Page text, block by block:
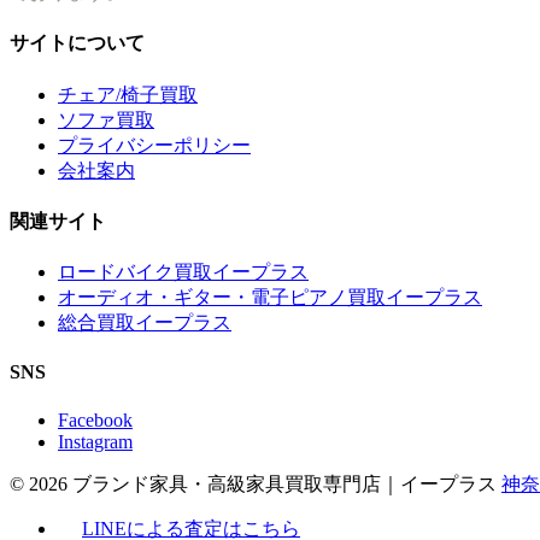
サイトについて
チェア/椅子買取
ソファ買取
プライバシーポリシー
会社案内
関連サイト
ロードバイク買取イープラス
オーディオ・ギター・電子ピアノ買取イープラス
総合買取イープラス
SNS
Facebook
Instagram
© 2026 ブランド家具・高級家具買取専門店｜イープラス 神
LINEによる査定はこちら